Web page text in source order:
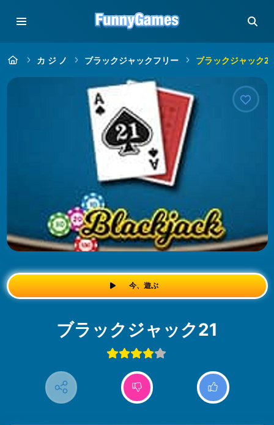
カ ジ ノ ブラックジャックフリー ブラックジャック21
今、遊ぶ
ブラックジャック21